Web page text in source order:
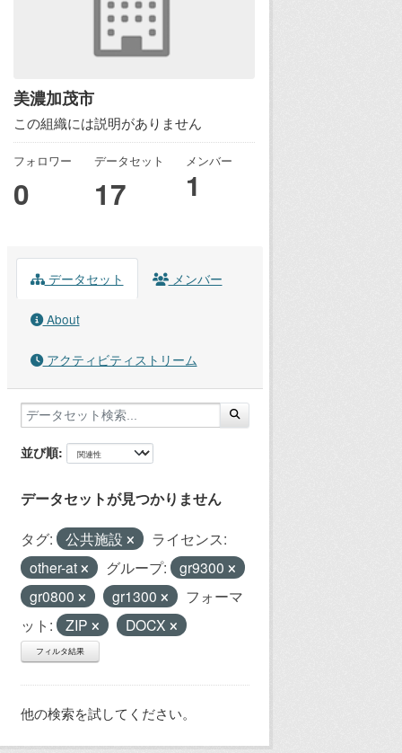
美濃加茂市
この組織には説明がありません
フォロワー
0
データセット
17
メンバー
1
データセット メンバー
About
アクティビティストリーム
並び順
データセットが見つかりません
タグ: 公共施設
ライセンス:
other-at
グループ:
gr9300
gr0800
gr1300
フォーマ
ット:
ZIP DOCX
フィルタ結果
他の検索を試してください。